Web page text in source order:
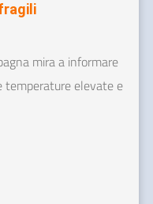
mira a informare
temperature elevate e